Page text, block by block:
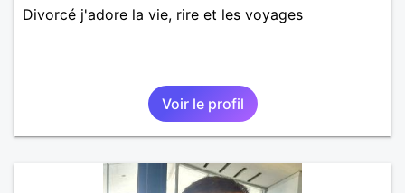
Divorcé j'adore la vie, rire et les voyages
Voir le profil